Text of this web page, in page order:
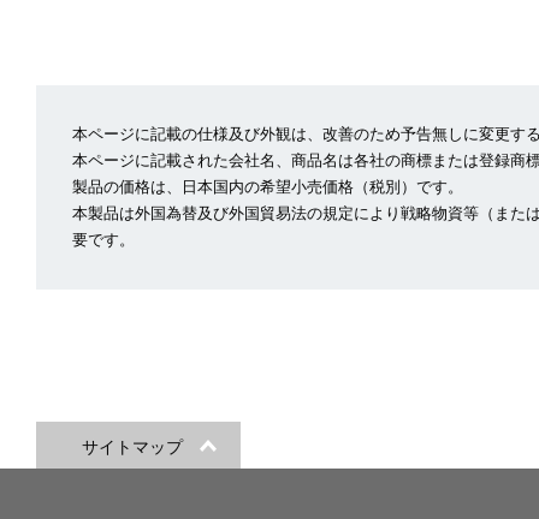
本ページに記載の仕様及び外観は、改善のため予告無しに変更す
本ページに記載された会社名、商品名は各社の商標または登録商
製品の価格は、日本国内の希望小売価格（税別）です。
本製品は外国為替及び外国貿易法の規定により戦略物資等（ま
要です。
サイトマップ